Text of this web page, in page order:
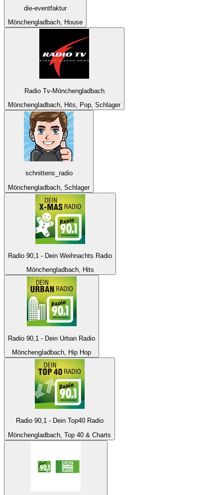
die-eventfaktur
Mönchengladbach, House
Radio Tv-Mönchengladbach
Mönchengladbach, Hits, Pop, Schlager
schnittens_radio
Mönchengladbach, Schlager
Radio 90,1 - Dein Weihnachts Radio
Mönchengladbach, Hits
Radio 90,1 - Dein Urban Radio
Mönchengladbach, Hip Hop
Radio 90,1 - Dein Top40 Radio
Mönchengladbach, Top 40 & Charts